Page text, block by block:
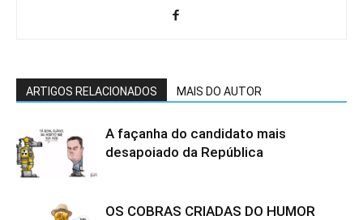
ARTIGOS RELACIONADOS MAIS DO AUTOR
A façanha do candidato mais
desapoiado da República
OS COBRAS CRIADAS DO HUMOR